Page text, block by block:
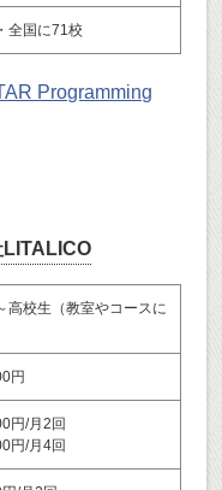
全国に71校
Programming
LITALICO
高校生（教室やコースに
円
円/月2回
円/月4回